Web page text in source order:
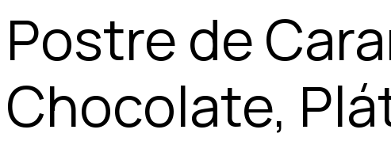
Postre de
Chocolate,